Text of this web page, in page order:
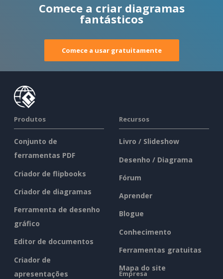
Comece a criar diagramas
fantásticos
Comece a usar gratuitamente
Produtos
Conjunto de
ferramentas PDF
Criador de flipbooks
Criador de diagramas
Ferramenta de desenho
gráfico
Editor de documentos
Criador de
apresentações
Recursos
Livro / Slideshow
Desenho / Diagrama
Fórum
Aprender
Blogue
Conhecimento
Ferramentas gratuitas
Mapa do site
Empresa